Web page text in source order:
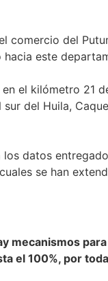
comercio del
este
el kilómetro 21
del Huila,
datos
se han
mecanismos
el 100%, por